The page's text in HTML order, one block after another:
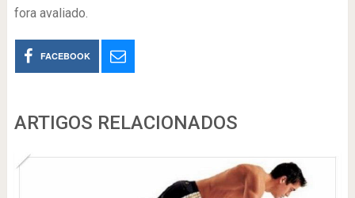
fora avaliado.
FACEBOOK
ARTIGOS RELACIONADOS